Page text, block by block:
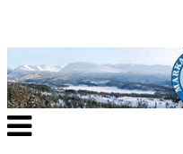
Veksle
navigasjon